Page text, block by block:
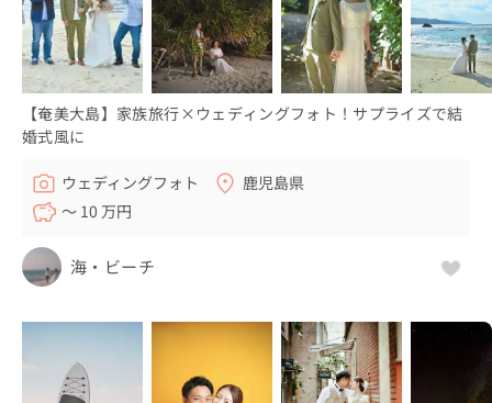
【奄美大島】家族旅行×ウェディングフォト！サプライズで結
婚式風に
ウェディングフォト
鹿児島県
〜 10 万円
海・ビーチ